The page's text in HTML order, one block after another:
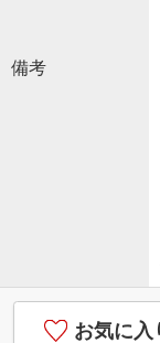
備考
お気に入